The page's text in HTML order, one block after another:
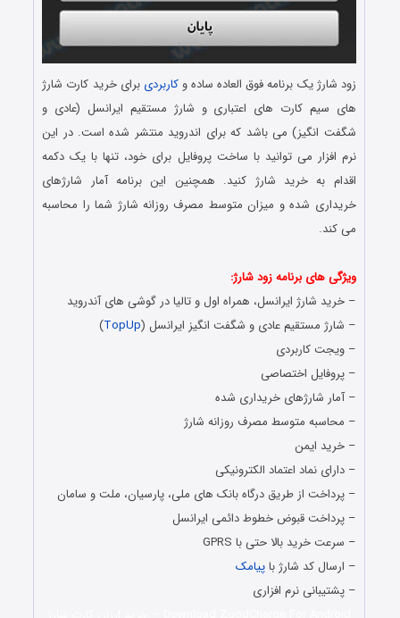
زود شارژ یک برنامه فوق العاده ساده وکاربردی برای خرید کارت شارژ
های سیم کارت های اعتباری و شارژ مستقیم ایرانسل (عادی و
شگفت انگیز) می باشد که برای اندروید منتشر شده است. در این
نرم افزار می توانید با ساخت پروفایل برای خود، تنها با یک دکمه
اقدام به خرید شارژ کنید. همچنین این برنامه آمار شارژهای
خریداری شده و میزان متوسط مصرف روزانه شارژ شما را محاسبه
می کند.
ویژگی های برنامه زود شارژ:
– خرید شارژ ایرانسل، همراه اول و تالیا در گوشی های آندروید
– شارژ مستقیم عادی و شگفت انگیز ایرانسل (TopUp
)
– ویجت کاربردی
– پروفایل اختصاصی
– آمار شارژهای خریداری شده
– محاسبه متوسط مصرف روزانه شارژ
– خرید ایمن
– دارای نماد اعتماد الکترونیکی
– پرداخت از طریق درگاه بانک های ملی، پارسیان، ملت و سامان
– پرداخت قبوض خطوط دائمی ایرانسل
– سرعت خرید بالا حتی با GPRS
– ارسال کد شارژ باپیامک
– پشتیبانی نرم افزاری